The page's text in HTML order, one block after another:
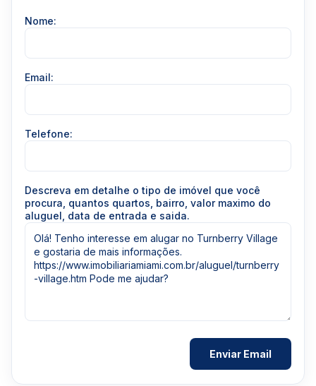
Nome:
Email:
Telefone:
Descreva em detalhe o tipo de imóvel que você
procura, quantos quartos, bairro, valor maximo do
aluguel, data de entrada e saida.